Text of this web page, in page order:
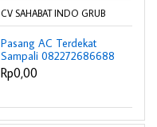
CV SAHABAT INDO GRUB
Pasang AC Terdekat
Sampali 082272686688
– Teknisi Profesional &
Bergaransi ❄️
Rp0,00